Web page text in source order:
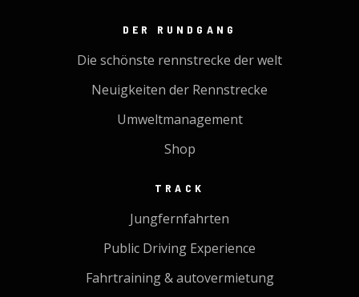
DER RUNDGANG
Die schönste rennstrecke der welt
Neuigkeiten der Rennstrecke
Umweltmanagement
Shop
TRACK
Jungfernfahrten
Public Driving Experience
Fahrtraining & autovermietung